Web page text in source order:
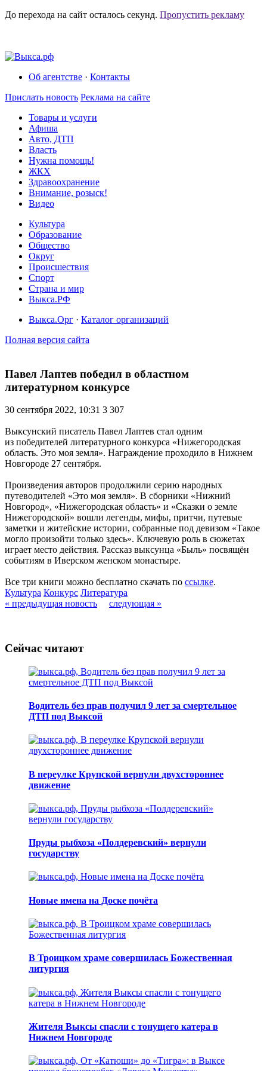
До перехода на сайт осталось секунд. Пропустить рекламу
Об агентстве · Контакты
Прислать новость Реклама на сайте
Товары и услуги
Афиша
Авто, ДТП
Власть
Нужна помощь!
ЖКХ
Здравоохранение
Внимание, розыск!
Видео
Культура
Образование
Общество
Округ
Происшествия
Спорт
Страна и мир
Выкса.РФ
Выкса.Орг · Каталог организаций
Полная версия сайта
Павел Лаптев победил в областном
литературном конкурсе
30 сентября 2022, 10:31 3 307
Выксунский писатель Павел Лаптев стал одним
из победителей литературного конкурса «Нижегородская
область. Это моя земля». Награждение проходило в Нижнем
Новгороде 27 сентября.
Произведения авторов продолжили серию народных
путеводителей «Это моя земля». В сборники «Нижний
Новгород», «Нижегородская область» и «Сказки о земле
Нижегородской» вошли легенды, мифы, притчи, путевые
заметки и житейские истории, собранные под девизом «Такое
могло произойти только здесь». Ключевую роль в сюжетах
играет место действия. Рассказ выксунца «Быль» посвящён
событиям в Иверском женском монастыре.
Все три книги можно бесплатно скачать по ссылке.
Культура Конкурс Литература
« предыдущая новость
следующая »
Сейчас читают
Водитель без прав получил 9 лет за смертельное
ДТП под Выксой
В переулке Крупской вернули двухстороннее
движение
Пруды рыбхоза «Полдеревский» вернули
государству
Новые имена на Доске почёта
В Троицком храме совершилась Божественная
литургия
Жителя Выксы спасли с тонущего катера в
Нижнем Новгороде